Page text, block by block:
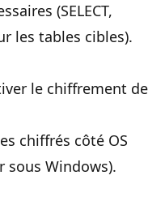
(SELECT,
les tables cibles).
le chiffrement de
chiffrés côté OS
sous Windows).